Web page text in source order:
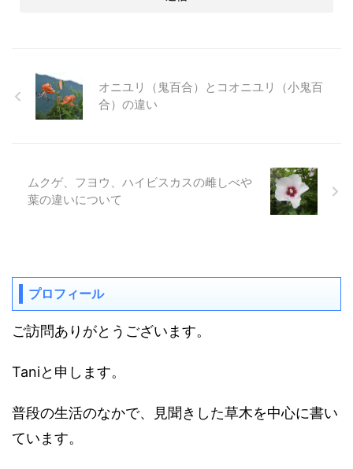
オニユリ（鬼百合）とコオニユリ（小鬼百
合）の違い
ムクゲ、フヨウ、ハイビスカスの雌しべや
葉の違いについて
プロフィール
ご訪問ありがとうございます。
Taniと申します。
普段の生活のなかで、見聞きした草木を中心に書い
ています。